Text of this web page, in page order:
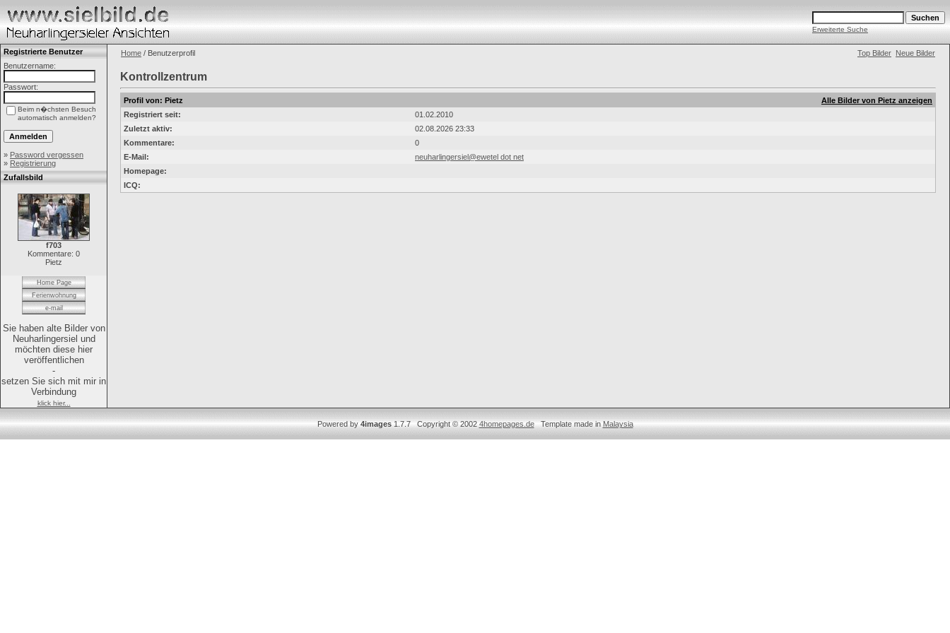
Erweiterte Suche
Registrierte Benutzer
Benutzername:
Passwort:
Beim n�chsten Besuch
automatisch anmelden?
» Password vergessen
» Registrierung
Zufallsbild
f703
Kommentare: 0
Pietz
Home Page
Ferienwohnung
e-mail
Sie haben alte Bilder von
Neuharlingersiel und
möchten diese hier
veröffentlichen
-
setzen Sie sich mit mir in
Verbindung
klick hier...
Home / Benutzerprofil Top Bilder Neue Bilder
Kontrollzentrum
Profil von: Pietz
Alle Bilder von Pietz anzeigen
Registriert seit:
01.02.2010
Zuletzt aktiv:
02.08.2026 23:33
Kommentare:
0
E-Mail:
neuharlingersiel@ewetel dot net
Homepage:
ICQ:
Powered by4images1.7.7 Copyright © 20024homepages.deTemplate made inMalaysia